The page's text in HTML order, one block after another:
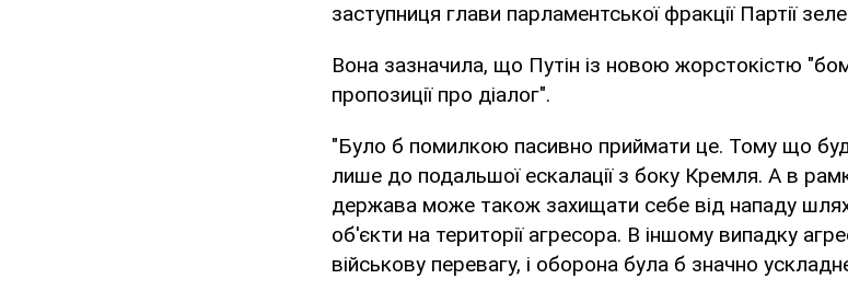
заступниця глави парламентської фракції Партії
Вона зазначила, що Путін із новою жорстокістю
пропозиції про діалог".
"Було б помилкою пасивно приймати це. Тому що
лише до подальшої ескалації з боку Кремля. А в
держава може також захищати себе від нападу
об'єкти на території агресора. В іншому випадку
військову перевагу, і оборона була б значно